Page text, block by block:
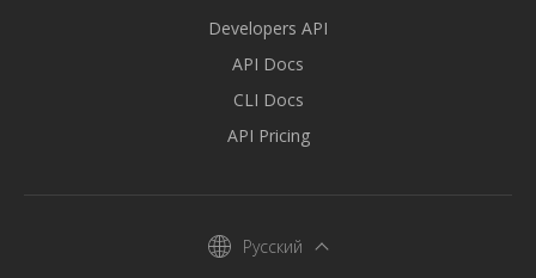
Developers API
API Docs
CLI Docs
API Pricing
Русский